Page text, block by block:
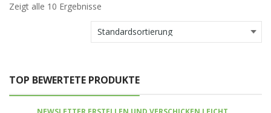
Zeigt alle 10 Ergebnisse
TOP BEWERTETE PRODUKTE